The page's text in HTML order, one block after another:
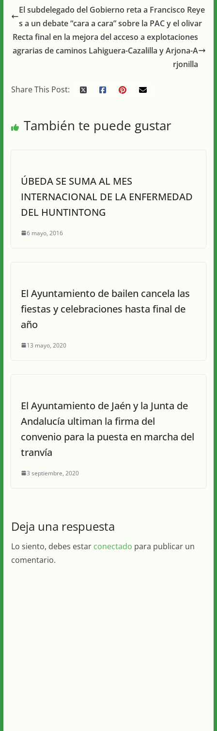
El subdelegado del Gobierno reta a Francisco Reye
s a un debate “cara a cara” sobre la PAC y el olivar
Recta final en la mejora del acceso a explotaciones
agrarias de caminos Lahiguera-Cazalilla y Arjona-A
rjonilla
Share This Post:
También te puede gustar
ÚBEDA SE SUMA AL MES
INTERNACIONAL DE LA ENFERMEDAD
DEL HUNTINTONG
6 mayo, 2016
El Ayuntamiento de bailen cancela las
fiestas y celebraciones hasta final de
año
13 mayo, 2020
El Ayuntamiento de Jaén y la Junta de
Andalucía ultiman la firma del
convenio para la puesta en marcha del
tranvía
3 septiembre, 2020
Deja una respuesta
Lo siento, debes estar conectado para publicar un
comentario.